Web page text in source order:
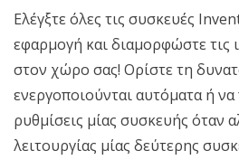
Ελέγξτε όλες τις συσκευές
εφαρμογή και διαμορφώστε τις
στον χώρο σας! Ορίστε τη
ενεργοποιούνται αυτόματα ή
ρυθμίσεις μίας συσκευής όταν
λειτουργίας μίας δεύτερης